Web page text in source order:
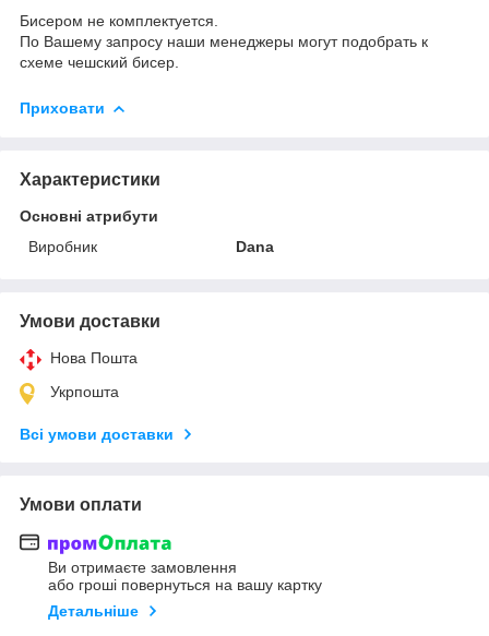
Бисером не комплектуется.
По Вашему запросу наши менеджеры могут подобрать к
схеме чешский бисер.
Приховати
Характеристики
Основні атрибути
Виробник
Dana
Умови доставки
Нова Пошта
Укрпошта
Всі умови доставки
Умови оплати
Ви отримаєте замовлення
або гроші повернуться на вашу картку
Детальніше